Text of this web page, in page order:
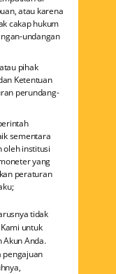
atau karena
cakap hukum
undangan
pihak
Ketentuan
perundang-
sementara
oleh institusi
yang
peraturan
tidak
untuk
Anda.
pengajuan